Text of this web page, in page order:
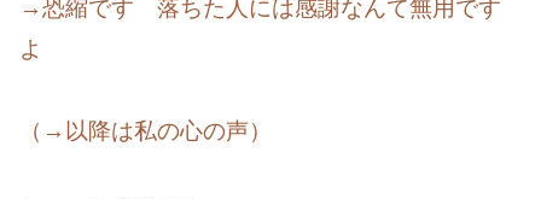
→恐縮です 落ちた人には感謝なんて無用です
よ
（→以降は私の心の声）